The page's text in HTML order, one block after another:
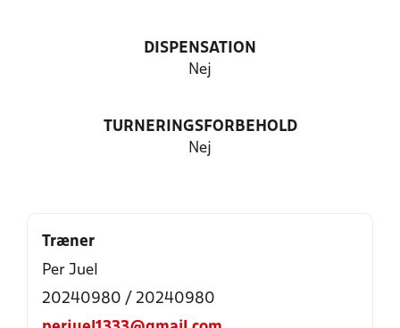
DISPENSATION
Nej
TURNERINGSFORBEHOLD
Nej
Træner
Per Juel
20240980 / 20240980